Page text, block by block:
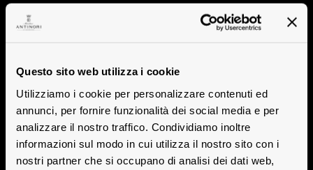
Questo sito web utilizza i cookie
Utilizziamo i cookie per personalizzare contenuti ed
annunci, per fornire funzionalità dei social media e per
analizzare il nostro traffico. Condividiamo inoltre
informazioni sul modo in cui utilizza il nostro sito con i
nostri partner che si occupano di analisi dei dati web,